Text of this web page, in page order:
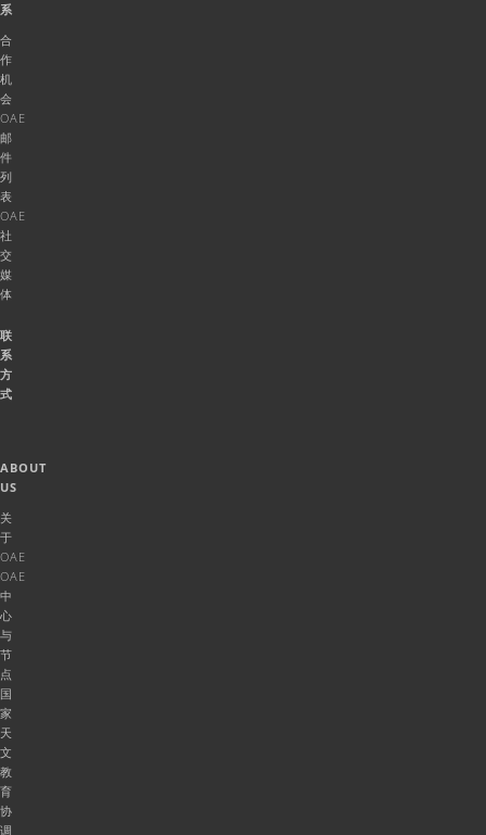
系
合
作
机
会
OAE
邮
件
列
表
OAE
社
交
媒
体
联
系
方
式
ABOUT
US
关
于
OAE
OAE
中
心
与
节
点
国
家
天
文
教
育
协
调